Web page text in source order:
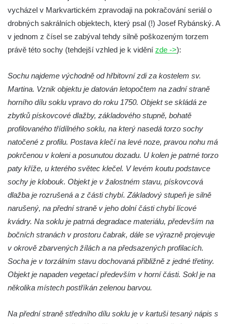
Socha Matka příroda v ZOO Hluboká
Socha Lišky v ZOO Hluboká
Socha Rys číhající na srnu v ZOO Hluboká
Socha Orlice v ZOO Hluboká
Socha Tygr v ZOO Hluboká
Socha Kozorožec horský v ZOO Hluboká
Socha Včela v ZOO Hluboká
Socha Housenka v ZOO Hluboká
Socha Nosorožík v ZOO Hluboká
Socha Beruška v ZOO Hluboká
Socha Vážka v ZOO Hluboká
Socha Volavka v ZOO Hluboká
Flamingo trůn v ZOO Hluboká
Socha Opičákovník v ZOO Hluboká
vycházel v Markvartickém zpravodaji na pokračování seriál o
drobných sakrálních objektech, který psal (!) Josef Rybánský. A
v jednom z čísel se zabýval tehdy silně poškozeným torzem
právě této sochy (tehdejší vzhled je k vidění zde ->):
Sochu najdeme východně od hřbitovní zdi za kostelem sv.
Martina. Vznik objektu je datován letopočtem na zadní straně
horního dílu soklu vpravo do roku 1750. Objekt se skládá ze
zbytků pískovcové dlažby, základového stupně, bohatě
profilovaného třídílného soklu, na který nasedá torzo sochy
natočené z profilu. Postava klečí na levé noze, pravou nohu má
pokrčenou v koleni a posunutou dozadu. U kolen je patrné torzo
paty kříže, u kterého světec klečel. V levém koutu podstavce
sochy je klobouk. Objekt je v žalostném stavu, pískovcová
dlažba je rozrušená a z části chybí. Základový stupeň je silně
narušený, na přední straně v jeho dolní části chybí lícové
kvádry. Na soklu je patrná degradace materiálu, především na
bočních stranách v prostoru čabrak, dále se výrazně projevuje
v okrově zbarvených žílách a na předsazených profilacích.
Socha je v torzálním stavu dochovaná přibližně z jedné třetiny.
Objekt je napaden vegetací především v horní části. Sokl je na
několika místech postříkán zelenou barvou.
Na přední straně středního dílu soklu je v kartuši tesaný nápis s